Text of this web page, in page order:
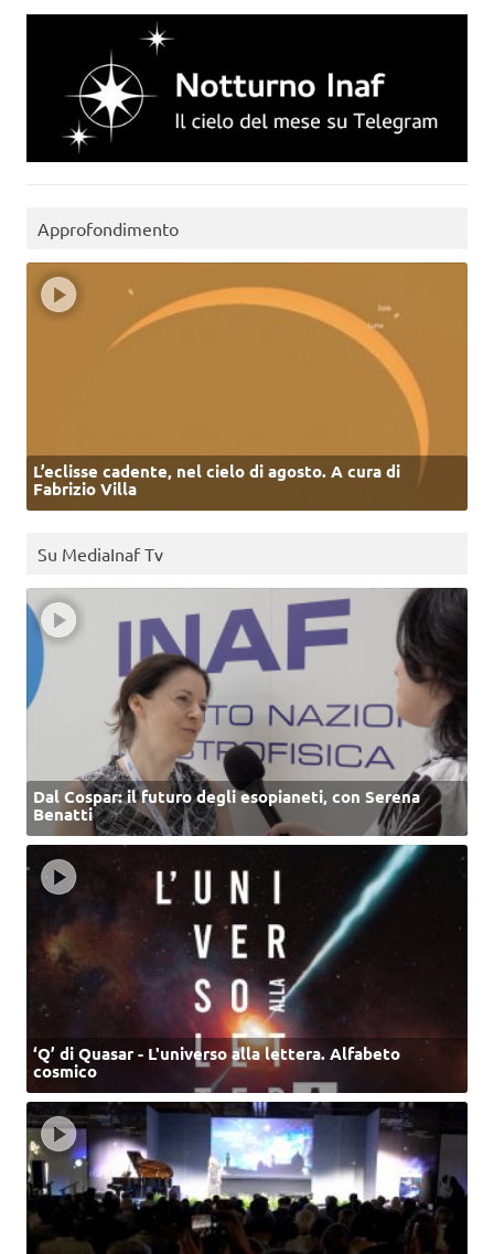
Approfondimento
L’eclisse cadente, nel cielo di agosto. A cura di
Fabrizio Villa
Su MediaInaf Tv
Dal Cospar: il futuro degli esopianeti, con Serena
Benatti
‘Q’ di Quasar - L'universo alla lettera. Alfabeto
cosmico